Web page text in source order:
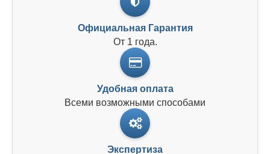
Официальная Гарантия
От 1 года.
Удобная оплата
Всеми возможными способами
Экспертиза